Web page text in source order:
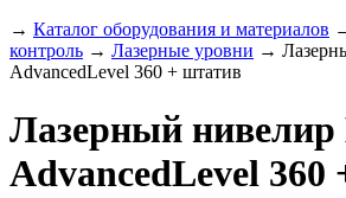
→ Каталог оборудования и материалов
контроль → Лазерные уровни →
AdvancedLevel 360 + штатив
Лазерный нивелир
AdvancedLevel 360